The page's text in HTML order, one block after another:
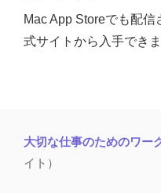
Mac App Storeでも配
式サイトから入手できま
大切な仕事のためのワー
イト）